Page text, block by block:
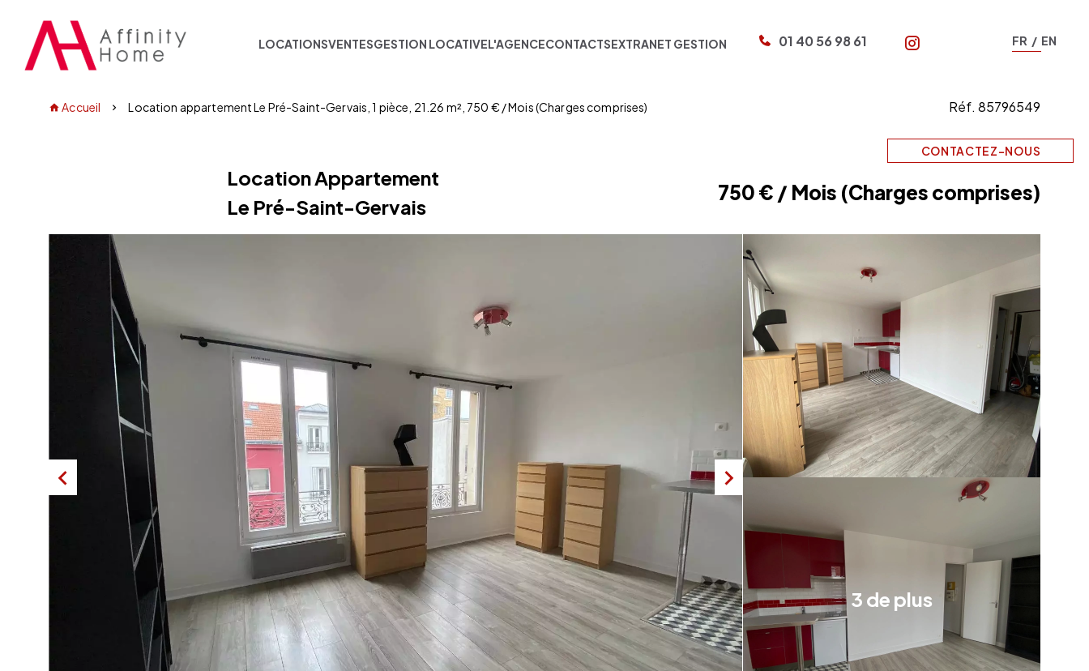
FR EN
LOCATIONSVENTESGESTION LOCATIVEL'AGENCECONTACTSEXTRANET GESTION 01 40 56 98 61
Accueil Location appartement Le Pré-Saint-Gervais, 1 pièce, 21.26 m², 750 € / Mois (Charges comprises) Réf. 85796549
CONTACTEZ-NOUS
Location Appartement
Le Pré-Saint-Gervais
750 € / Mois (Charges comprises)
3 de plus